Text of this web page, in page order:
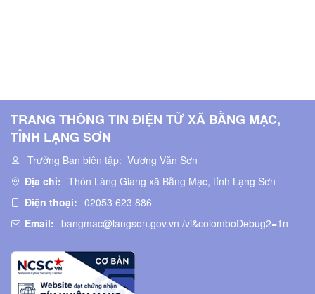
TRANG THÔNG TIN ĐIỆN TỬ XÃ BẰNG MẠC,
TỈNH LẠNG SƠN
Trưởng Ban biên tập: Vương Văn Sơn
Địa chỉ: Thôn Làng Giang xã Bằng Mạc, tỉnh Lạng Sơn
Điện thoại: 02053 623 886
Email: bangmac@langson.gov.vn /vi&colomboDebug2=1n